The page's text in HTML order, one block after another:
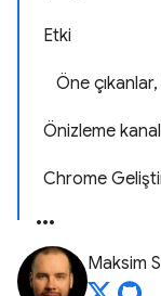
Etki
Öne
Önizleme
Chrome
Maksim